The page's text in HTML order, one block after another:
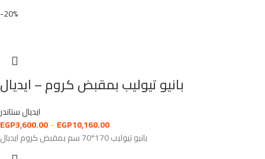
-20%
بانيو تيوليب بمقبض كروم – ايديال
ايديال ستاندر
EGP3,600.00–EGP10,160.00
بانيو تيوليب 170*70 سم بمقبض كروم ايديال